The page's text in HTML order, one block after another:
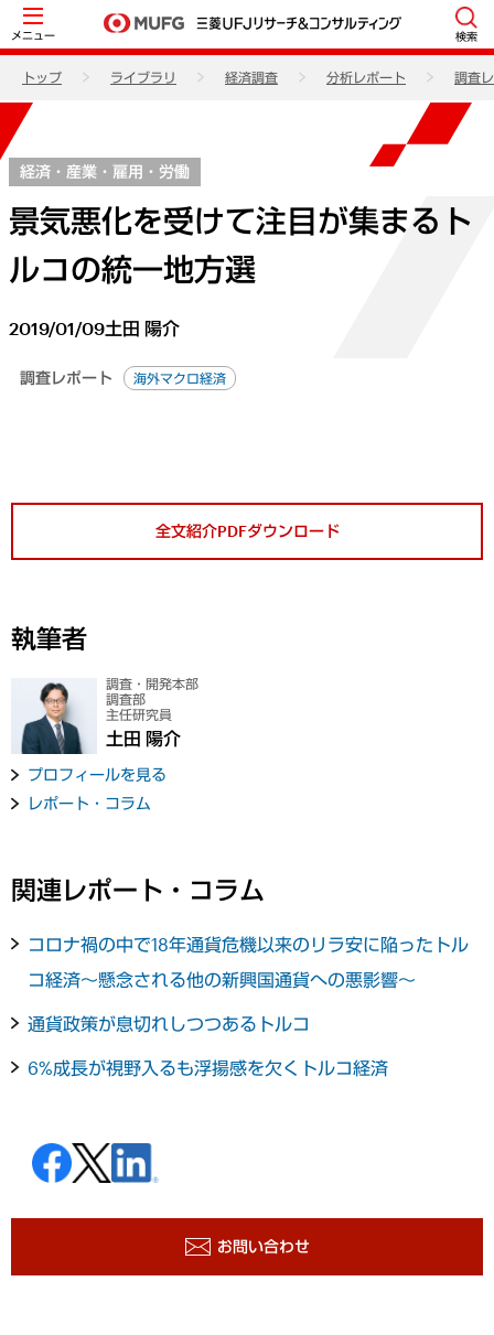
メニュー 検索
トップ ライブラリ 経済調査 分析レポート 調査
経済・産業・雇用・労働
景気悪化を受けて注目が集まるト
ルコの統一地方選
2019/01/09土田 陽介
調査レポート 海外マクロ経済
全文紹介PDFダウンロード
執筆者
調査・開発本部
調査部
主任研究員
土田 陽介
プロフィールを見る
レポート・コラム
関連レポート・コラム
コロナ禍の中で18年通貨危機以来のリラ安に陥ったトル
コ経済～懸念される他の新興国通貨への悪影響～
通貨政策が息切れしつつあるトルコ
6%成長が視野入るも浮揚感を欠くトルコ経済
お問い合わせ